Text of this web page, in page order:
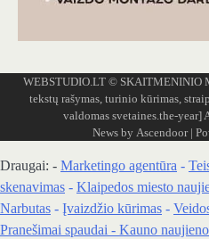
WEBSTUDIO.LT © SKAITMENINIO
tekstų rašymas, turinio kūrimas,
valdomas svetaines.the-year]
News by Ascendoor|
Draugai: - Marketingo agentūra -
skenavimas - Klaipedos miesto
Narbutas - Įvaizdžio kūrimas -
Pranešimai spaudai - Kauno